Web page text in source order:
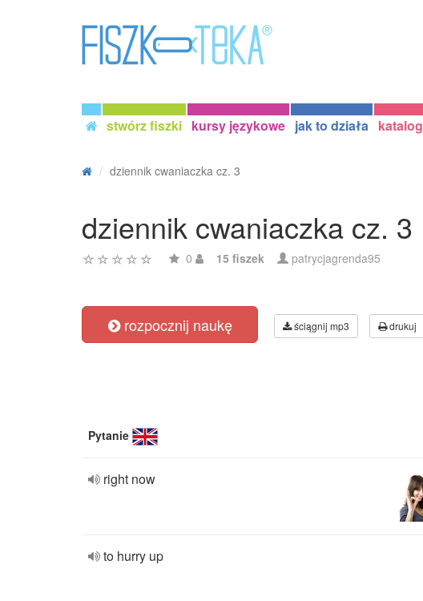
stwórz fiszki kursy językowe jak to działa katalog
dziennik cwaniaczka cz. 3
dziennik cwaniaczka cz. 3
0 15 fiszek patrycjagrenda95
rozpocznij naukę ściągnij mp3 drukuj
Pytanie
right now
to hurry up